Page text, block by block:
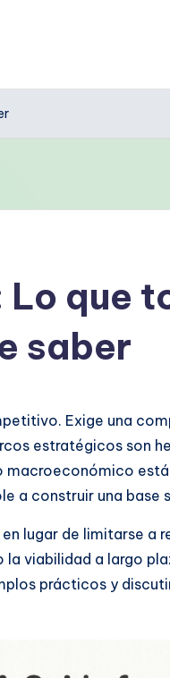
que
saber
Exige una
estratégicos son
está
construir una base
lugar de limitarse a
viabilidad a largo
prácticos y